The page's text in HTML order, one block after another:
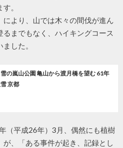
。
により、山では木々の間伐が進ん
までもなく、ハイキングコース
した。
雪の嵐山公園 亀山から渡月橋を望む 61年
京都
（平成26年）3月、偶然にも植樹
、「ある事件が起き、記録とし